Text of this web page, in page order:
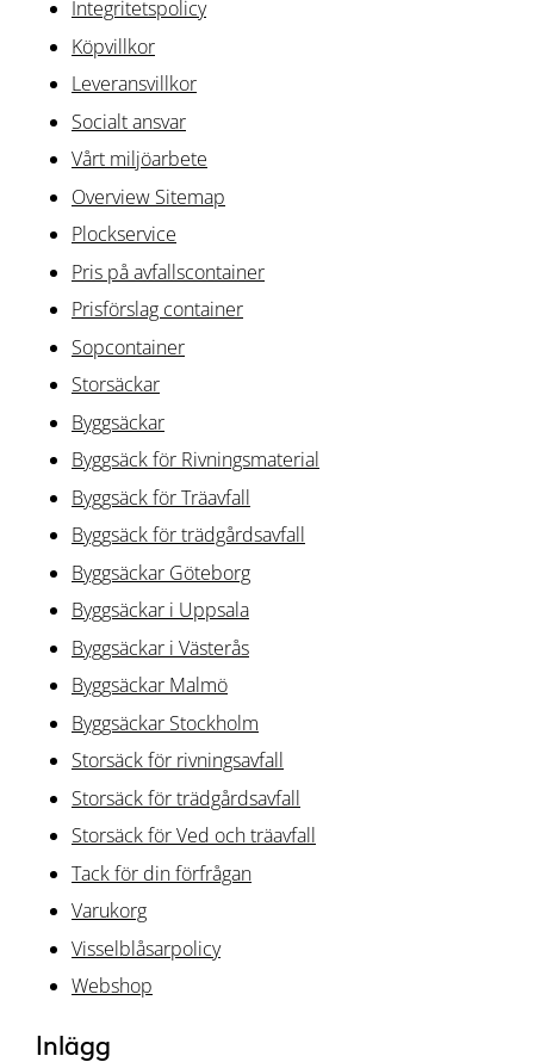
Integritetspolicy
Köpvillkor
Leveransvillkor
Socialt ansvar
Vårt miljöarbete
Overview Sitemap
Plockservice
Pris på avfallscontainer
Prisförslag container
Sopcontainer
Storsäckar
Byggsäckar
Byggsäck för Rivningsmaterial
Byggsäck för Träavfall
Byggsäck för trädgårdsavfall
Byggsäckar Göteborg
Byggsäckar i Uppsala
Byggsäckar i Västerås
Byggsäckar Malmö
Byggsäckar Stockholm
Storsäck för rivningsavfall
Storsäck för trädgårdsavfall
Storsäck för Ved och träavfall
Tack för din förfrågan
Varukorg
Visselblåsarpolicy
Webshop
Inlägg